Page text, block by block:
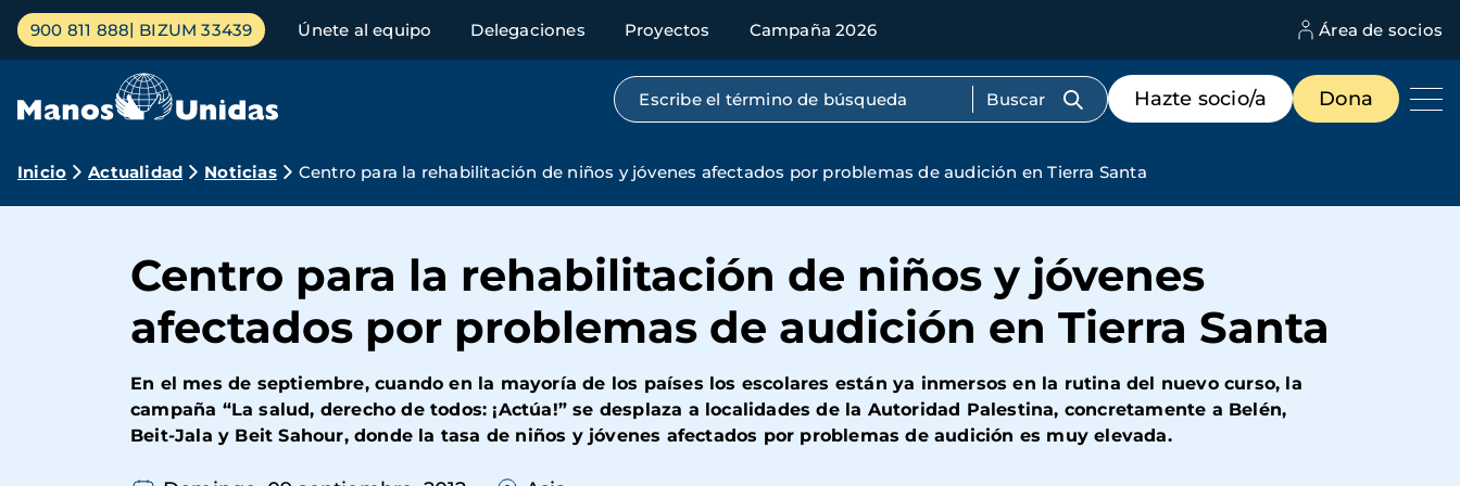
Pasar
contenido
Menú
principal
900 811 888 BIZUM 33439 Únete al equipo Delegaciones Proyectos Campaña 2026 Área de socios
Búsqueda por texto completo
Menú
de
destacados
Hazte socio/a Dona
Ruta
navegación
Inicio Actualidad Noticias Centro para la rehabilitación de niños y jóvenes afectados por problemas de audición en Tierra Santa
Centro para la rehabilitación de niños y jóvenes
afectados por problemas de audición en Tierra Santa
En el mes de septiembre, cuando en la mayoría de los países los escolares están ya inmersos en la rutina del nuevo curso, la
campaña “La salud, derecho de todos: ¡Actúa!” se desplaza a localidades de la Autoridad Palestina, concretamente a Belén,
Beit-Jala y Beit Sahour, donde la tasa de niños y jóvenes afectados por problemas de audición es muy elevada.